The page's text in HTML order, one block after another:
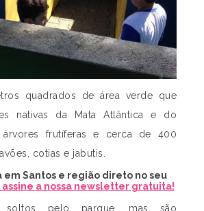
quadrados de área verde que
nativas da Mata Atlântica e do
árvores frutíferas e cerca de 400
cotias e jabutis.
em Santos e região direto no seu
assine a nossa newsletter gratuita!
soltos pelo parque, mas são